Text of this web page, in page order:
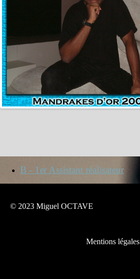
B - 1er Assistant réalisateur
© 2023 Miguel OCTAVE
Mentions légales